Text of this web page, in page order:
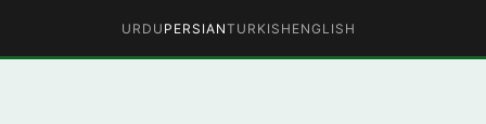
ENGLISH
TURKISH
PERSIAN
URDU